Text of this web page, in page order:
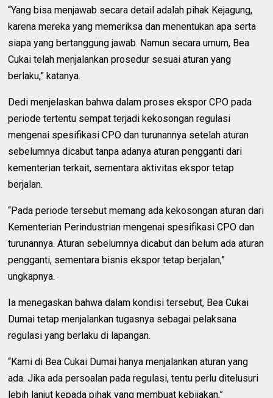
“Yang bisa menjawab secara detail adalah pihak Kejagung,
karena mereka yang memeriksa dan menentukan apa serta
siapa yang bertanggung jawab. Namun secara umum, Bea
Cukai telah menjalankan prosedur sesuai aturan yang
berlaku,” katanya.
Dedi menjelaskan bahwa dalam proses ekspor CPO pada
periode tertentu sempat terjadi kekosongan regulasi
mengenai spesifikasi CPO dan turunannya setelah aturan
sebelumnya dicabut tanpa adanya aturan pengganti dari
kementerian terkait, sementara aktivitas ekspor tetap
berjalan.
“Pada periode tersebut memang ada kekosongan aturan dari
Kementerian Perindustrian mengenai spesifikasi CPO dan
turunannya. Aturan sebelumnya dicabut dan belum ada aturan
pengganti, sementara bisnis ekspor tetap berjalan,”
ungkapnya.
Ia menegaskan bahwa dalam kondisi tersebut, Bea Cukai
Dumai tetap menjalankan tugasnya sebagai pelaksana
regulasi yang berlaku di lapangan.
“Kami di Bea Cukai Dumai hanya menjalankan aturan yang
ada. Jika ada persoalan pada regulasi, tentu perlu ditelusuri
lebih lanjut kepada pihak yang membuat kebijakan,”